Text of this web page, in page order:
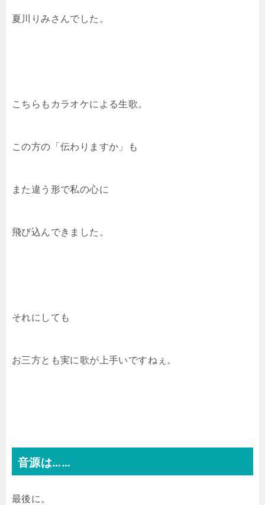
夏川りみさんでした。
こちらもカラオケによる生歌。
この方の「伝わりますか」も
また違う形で私の心に
飛び込んできました。
それにしても
お三方とも実に歌が上手いですねぇ。
音源は……
最後に。